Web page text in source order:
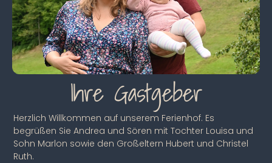
Ihre Gastgeber
Herzlich Willkommen auf unserem Ferienhof. Es
begrüßen Sie Andrea und Sören mit Tochter Louisa und
Sohn Marlon sowie den Großeltern Hubert und Christel
Ruth.